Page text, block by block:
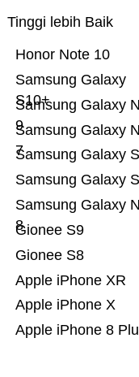
Tinggi lebih Baik
Apple iPhone 8
Apple iPhone X
Apple iPhone XR
Gionee S8
Gionee S9
Samsung Galaxy
8
Samsung Galaxy
Samsung Galaxy
Samsung Galaxy
7
Samsung Galaxy
9
Samsung Galaxy
S10+
Honor Note 10